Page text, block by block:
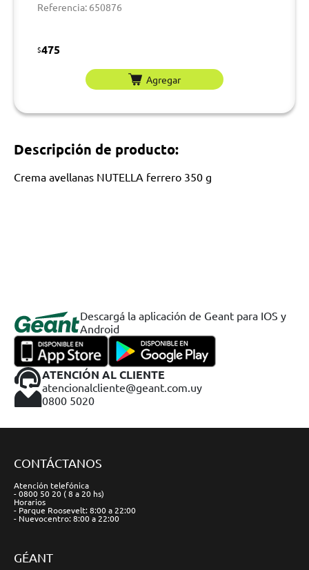
Referencia: 650876
$475
Agregar
Descripción de producto:
Crema avellanas NUTELLA ferrero 350 g
Descargá la aplicación de Geant para IOS y
Android
ATENCIÓN AL CLIENTE
atencionalcliente@geant.com.uy
0800 5020
CONTÁCTANOS
Atención telefónica
- 0800 50 20 ( 8 a 20 hs)
Horarios
- Parque Roosevelt: 8:00 a 22:00
- Nuevocentro: 8:00 a 22:00
GÉANT